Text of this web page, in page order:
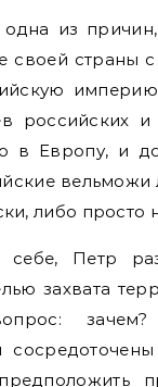
из
своей страны
российских
в Европу, и
вельможи
либо просто
Петр
захвата